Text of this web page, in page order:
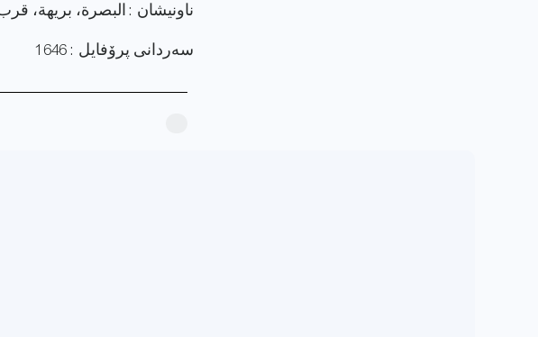
ناونيشان : البصرة، بريهة،
سەردانی پرۆفایل : 1646